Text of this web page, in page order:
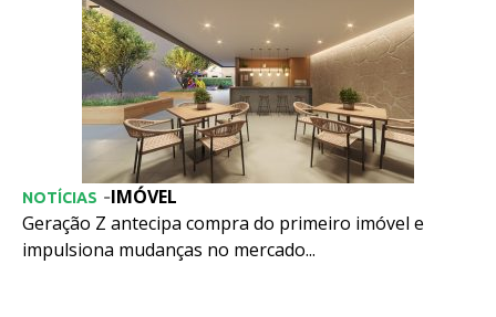
IMÓVEL
NOTÍCIAS -
Geração Z antecipa compra do primeiro imóvel e
impulsiona mudanças no mercado...